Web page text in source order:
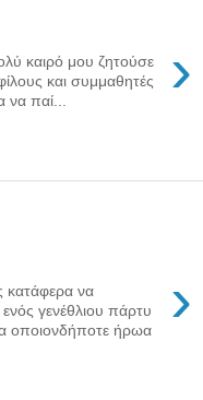
›
καιρό μου ζητούσε
και συμμαθητές
να παί...
›
κατάφερα να
γενέθλιου πάρτυ
οποιονδήποτε ήρωα